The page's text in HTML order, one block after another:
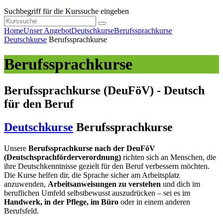
Suchbegriff für die Kurssuche eingeben
HomeUnser AngebotDeutschkurseBerufssprachkurse
Deutschkurse Berufssprachkurse
Berufssprachkurse
Berufssprachkurse (DeuFöV) - Deutsch
für den Beruf
Deutschkurse Berufssprachkurse
Unsere Berufssprachkurse nach der DeuFöV
(Deutschsprachförderverordnung) richten sich an Menschen, die
ihre Deutschkenntnisse gezielt für den Beruf verbessern möchten.
Die Kurse helfen dir, die Sprache sicher am Arbeitsplatz
anzuwenden, Arbeitsanweisungen zu verstehen und dich im
beruflichen Umfeld selbstbewusst auszudrücken – sei es im
Handwerk, in der Pflege, im Büro oder in einem anderen
Berufsfeld.